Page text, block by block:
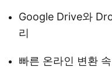
Google Drive와
리
빠른 온라인 변환